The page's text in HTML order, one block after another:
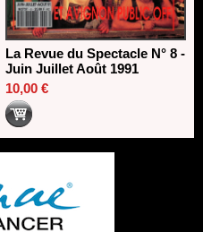
La Revue du Spectacle N° 8 -
Juin Juillet Août 1991
10,00 €